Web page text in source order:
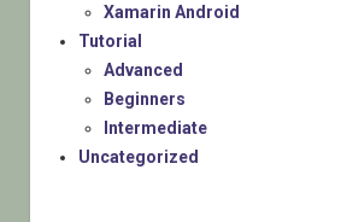
Xamarin Android
Tutorial
Advanced
Beginners
Intermediate
Uncategorized